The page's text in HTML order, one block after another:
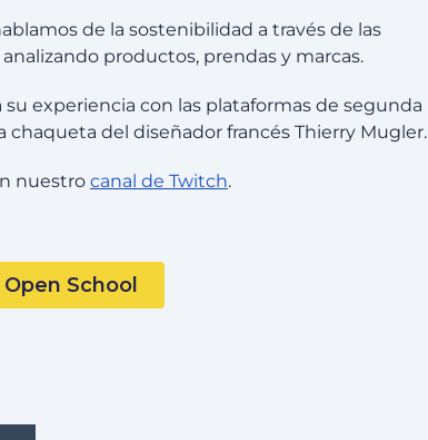
de la sostenibilidad a través de las
productos, prendas y marcas.
su experiencia con las plataformas de segunda
chaqueta del diseñador francés Thierry Mugler.
nuestro canal de Twitch.
School